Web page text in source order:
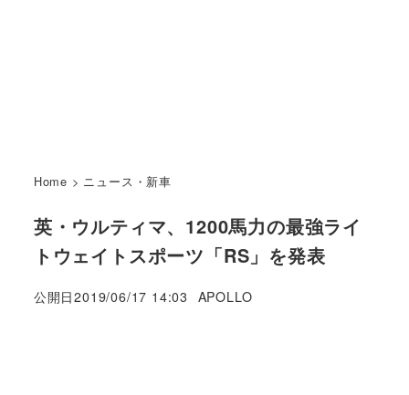
Home > ニュース・新車
英・ウルティマ、1200馬力の最強ライ
トウェイトスポーツ「RS」を発表
公開日2019/06/17 14:03
著
APOLLO